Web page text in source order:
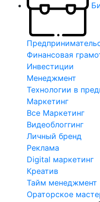
Финансовая
Инвестиции
Менеджмент
Технологии в
Маркетинг
Все Маркетинг
Видеоблоггинг
Личный бренд
Реклама
Digital маркетинг
Креатив
Тайм менеджмент
Ораторское